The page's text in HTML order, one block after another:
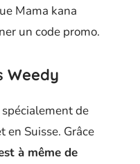
Mama kana
un code promo.
Weedy
de
en Suisse. Grâce
à même de